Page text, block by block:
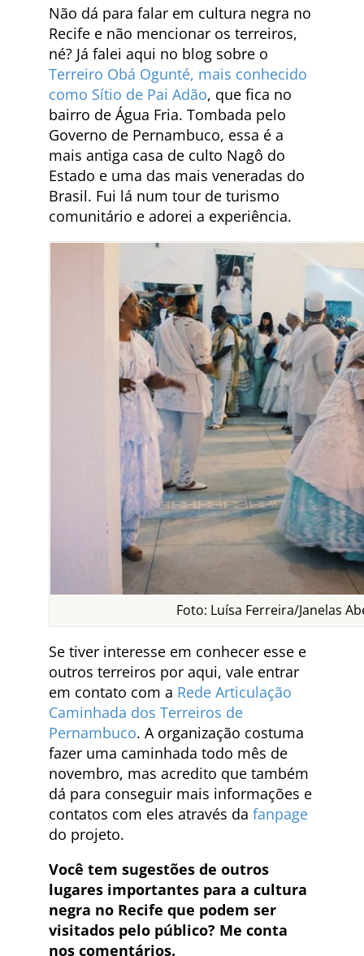
Não dá para falar em cultura negra no
Recife e não mencionar os terreiros,
né? Já falei aqui no blog sobre o
Terreiro Obá Ogunté, mais conhecido
como Sítio de Pai Adão, que fica no
bairro de Água Fria. Tombada pelo
Governo de Pernambuco, essa é a
mais antiga casa de culto Nagô do
Estado e uma das mais veneradas do
Brasil. Fui lá num tour de turismo
comunitário e adorei a experiência.
Foto: Luísa Ferreira/Janelas
Se tiver interesse em conhecer esse e
outros terreiros por aqui, vale entrar
em contato com a Rede Articulação
Caminhada dos Terreiros de
Pernambuco. A organização costuma
fazer uma caminhada todo mês de
novembro, mas acredito que também
dá para conseguir mais informações e
contatos com eles através da fanpage
do projeto.
Você tem sugestões de outros
lugares importantes para a cultura
negra no Recife que podem ser
visitados pelo público? Me conta
nos comentários.